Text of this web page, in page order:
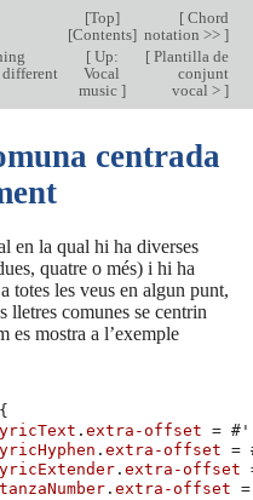
[Top]
[Contents]
[Chord
notation >> ]
different
[Up:
Vocal
music ]
[Plantilla de
conjunt
vocal > ]
centrada
en la qual hi ha diverses
quatre o més) i hi ha
totes les veus en algun punt,
lletres comunes se centrin
es mostra a l’exemple
{
.extra-offset = # '
.extra-offset =
.extra-offset
.extra-offset
=